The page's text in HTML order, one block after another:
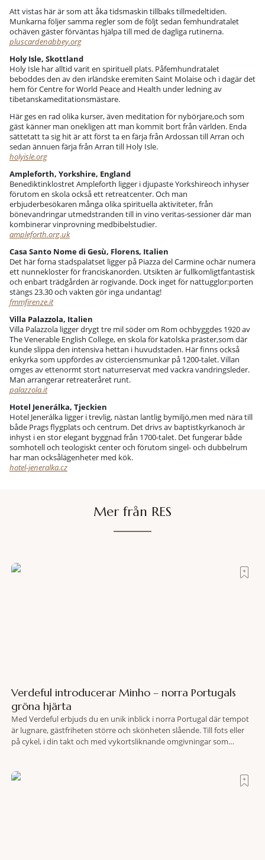
Att vistas här är som att åka tidsmaskin tillbaks tillmedeltiden.
Munkarna följer samma regler som de följt sedan femhundratalet
ochäven gäster förväntas hjälpa till med de dagliga rutinerna.
pluscardenabbey.org
Holy Isle, Skottland
Holy Isle har alltid varit en spirituell plats. Påfemhundratalet
beboddes den av den irländske eremiten Saint Molaise och i dagär det
hem för Centre for World Peace and Health under ledning av
tibetanskameditationsmästare.
Här ges en rad olika kurser, även meditation för nybörjare,och som
gäst känner man onekligen att man kommit bort från världen. Enda
sättetatt ta sig hit är att först ta en färja från Ardossan till Arran och
sedan ännuen färja från Arran till Holy Isle.
holyisle.org
Ampleforth, Yorkshire, England
Benediktinklostret Ampleforth ligger i djupaste Yorkshireoch inhyser
förutom en skola också ett retreatcenter. Och man
erbjuderbesökaren många olika spirituella aktiviteter, från
bönevandringar utmedstranden till in vino veritas-sessioner där man
kombinerar vinprovning medbibelstudier.
ampleforth.org.uk
Casa Santo Nome di Gesù, Florens, Italien
Det här forna stadspalatset ligger på Piazza del Carmine ochär numera
ett nunnekloster för franciskanorden. Utsikten är fullkomligtfantastisk
och enbart trädgården är rogivande. Dock inget för nattugglor:porten
stängs 23.30 och vakten gör inga undantag!
fmmfirenze.it
Villa Palazzola, Italien
Villa Palazzola ligger drygt tre mil söder om Rom ochbyggdes 1920 av
The Venerable English College, en skola för katolska präster,som där
kunde slippa den intensiva hettan i huvudstaden. Här finns också
enkyrka som uppfördes av cisterciensmunkar på 1200-talet. Villan
omges av ettenormt stort naturreservat med vackra vandringsleder.
Man arrangerar retreateråret runt.
palazzola.it
Hotel Jenerálka, Tjeckien
Hotel Jenerálka ligger i trevlig, nästan lantlig bymiljö,men med nära till
både Prags flygplats och centrum. Det drivs av baptistkyrkanoch är
inhyst i en stor elegant byggnad från 1700-talet. Det fungerar både
somhotell och teologiskt center och förutom singel- och dubbelrum
har man ocksålägenheter med kök.
hotel-jeneralka.cz
Mer från RES
Verdeful introducerar Minho – norra Portugals
gröna hjärta
Med Verdeful erbjuds du en unik inblick i norra Portugal där tempot
är lugnare, gästfriheten större och skönheten slående. Till fots eller
på cykel, i din takt och med vykortsliknande omgivningar som
travel när det